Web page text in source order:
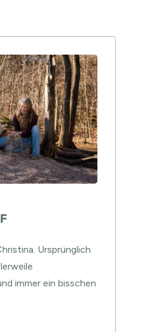
Ursprünglich
immer ein bisschen